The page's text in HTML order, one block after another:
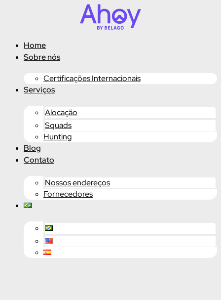
conteúdoHome
Sobre nós
Certificações Internacionais
Serviços
Alocação
Squads
Hunting
Blog
Contato
Nossos endereços
Fornecedores